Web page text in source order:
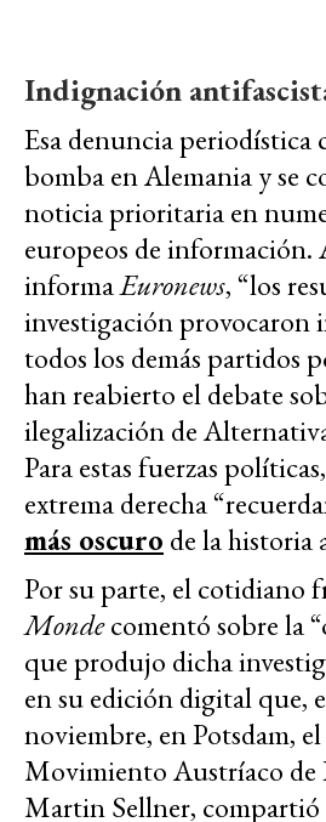
Indignación
Esa denuncia periodística
bomba en Alemania y se
noticia prioritaria en
europeos de información.
informaEuronews, “los
investigación provocaron
todos los demás partidos
han reabierto el debate
ilegalización de
Para estas fuerzas
extrema derecha
más oscuro de la historia
Por su parte, el cotidiano
Mondecomentó sobre la
que produjo dicha
en su edición digital que,
noviembre, en Potsdam,
Movimiento Austríaco
Martin Sellner, compartió